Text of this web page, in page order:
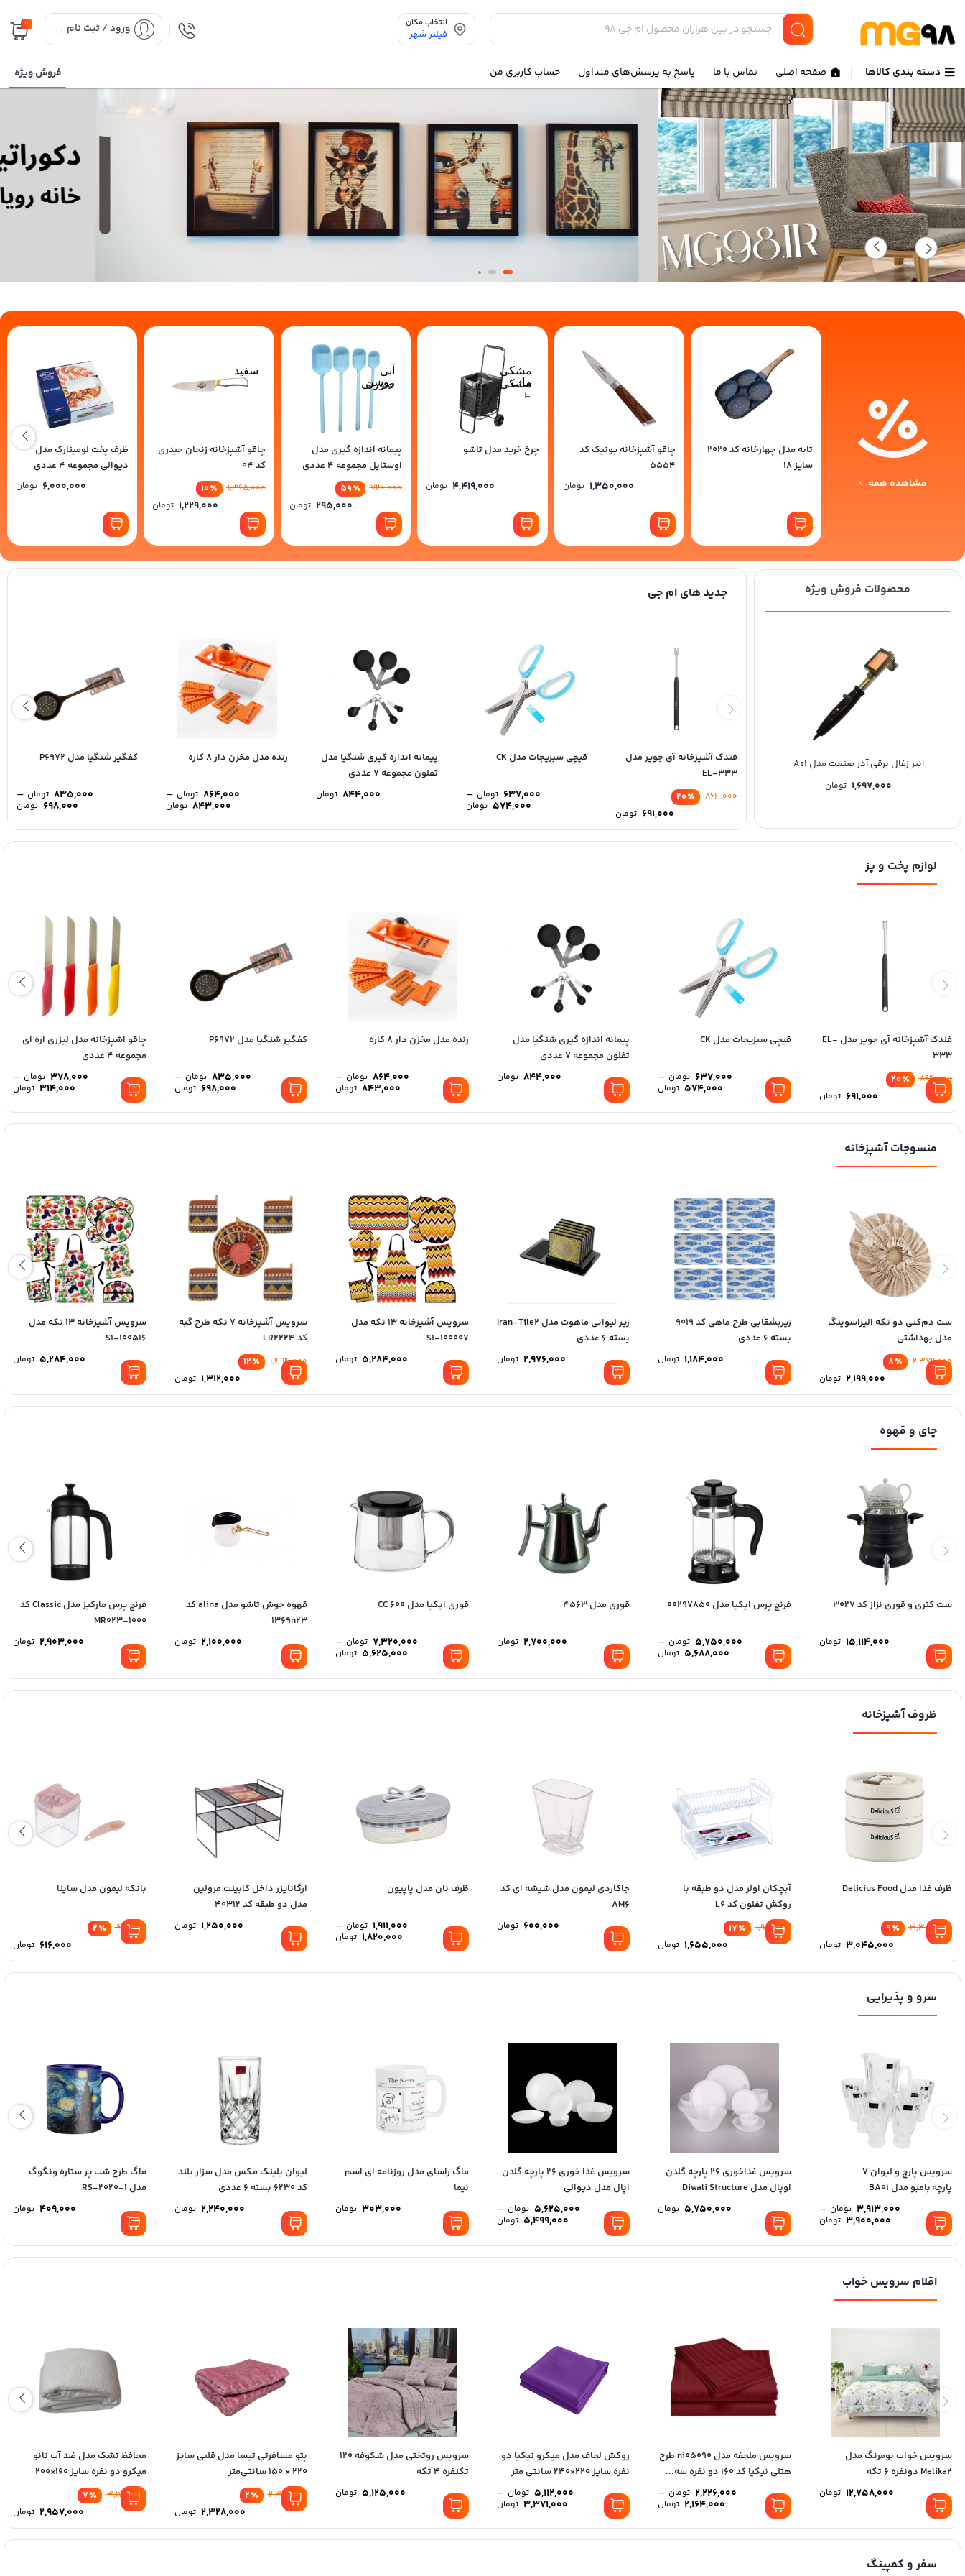
انتخاب مکان
فیلتر شهر ورود / ثبت نام 0
دسته بندی کالاها صفحه اصلی تماس با ما پاسخ به پرسش‌های متداول حساب کاربری من فروش ویژه
مشاهده همه
تابه مدل چهارخانه کد 2020
سایز 18
چاقو آشپزخانه یونیک کد
5554
1,350,000 تومان
مشکی
مات
مشکی
+1
چرخ خرید مدل تاشو
4,419,000 تومان
آبی
روشن
صورتی
پیمانه اندازه گیری مدل
اوستایل مجموعه 4 عددی
٪59 720,000
295,000 تومان
سفید
چاقو آشپزخانه زنجان حیدری
کد 04
٪10 1,365,000
1,229,000 تومان
ظرف پخت لومینارک مدل
دیوالی مجموعه 4 عددی
6,000,000 تومان
محصولات فروش ویژه
انبر زغال برقی آذر صنعت مدل As1
1,697,000 تومان
گوش گیر پرو اسپورتز مدل M PRO 2003
1,065,000
قوری و وارمر قوری مدل CM001 جعبه لوازم خیاطی مدل LU3 فندک آشپزخانه مدل Torch کد 74
جدید های ام جی
فندک آشپزخانه آی جویر مدل
EL-333
٪20 864,000
691,000 تومان
قیچی سبزیجات مدل CK
637,000 تومان –
574,000 تومان
پیمانه اندازه گیری شنگیا مدل
تفلون مجموعه 7 عددی
844,000 تومان
رنده مدل مخزن دار 8 کاره
864,000 تومان –
843,000 تومان
کفگیر شنگیا مدل P6972
835,000 تومان –
698,000 تومان
لوازم پخت و پز
فندک آشپزخانه آی جویر مدل EL-
333
٪20 864,000
691,000 تومان
قیچی سبزیجات مدل CK
637,000 تومان –
574,000 تومان
پیمانه اندازه گیری شنگیا مدل
تفلون مجموعه 7 عددی
844,000 تومان
رنده مدل مخزن دار 8 کاره
864,000 تومان –
843,000 تومان
کفگیر شنگیا مدل P6972
835,000 تومان –
698,000 تومان
چاقو اشپزخانه مدل لیزری اره ای
مجموعه 4 عددی
378,000 تومان –
314,000 تومان
منسوجات آشپزخانه
ست دم‌کنی دو تکه الیزاسوینگ
مدل بهداشتی
٪8 2,379,000
2,199,000 تومان
زیربشقابی طرح ماهی کد 9019
بسته 6 عددی
1,184,000 تومان
زیر لیوانی ماهوت مدل Iran-Tile2
بسته 6 عددی
2,976,000 تومان
سرویس آشپزخانه 13 تکه مدل
S1-100007
5,284,000 تومان
سرویس آشپزخانه 7 تکه طرح گبه
کد LR2224
٪12 1,494,000
1,312,000 تومان
سرویس آشپزخانه 13 تکه مدل
S1-100516
5,284,000 تومان
چای و قهوه
ست کتری و قوری نزاز کد 3027
15,114,000 تومان
فرنچ پرس ایکیا مدل 00297850
5,750,000 تومان –
5,688,000 تومان
قوری مدل 4563
2,700,000 تومان
قوری ایکیا مدل 600 CC
7,320,000 تومان –
5,625,000 تومان
قهوه جوش تاشو مدل alina کد
1369n23
2,100,000 تومان
فرنچ پرس مارکیز مدل Classic کد
MR023-1000
2,903,000 تومان
ظروف آشپزخانه
ظرف غذا مدل Delicius Food
٪9 3,346,000
3,045,000 تومان
آبچکان اولر مدل دو طبقه با
روکش تفلون کد L6
٪17 1,986,000
1,655,000 تومان
جاکاردی لیمون مدل شیشه ای کد
AM6
600,000 تومان
ظرف نان مدل پاپیون
1,911,000 تومان –
1,820,000 تومان
ارگانایزر داخل کابینت مرولین
مدل دو طبقه کد 40312
1,250,000 تومان
بانکه لیمون مدل ساینا
٪2 629,000
616,000 تومان
سرو و پذیرایی
سرویس پارچ و لیوان 7
پارچه بامبو مدل BA01
3,913,000 تومان –
3,900,000 تومان
سرویس غذاخوری 26 پارچه گلدن
اوپال مدل Diwali Structure
5,750,000 تومان
سرویس غذا خوری 26 پارچه گلدن
اپال مدل دیوالی
5,625,000 تومان –
5,499,000 تومان
ماگ راسای مدل روزنامه ای اسم
نیما
303,000 تومان
لیوان بلینک مکس مدل سزار بلند
کد 6230 بسته 6 عددی
2,240,000 تومان
ماگ طرح شب پر ستاره ونگوگ
مدل RS-2020-1
409,000 تومان
اقلام سرویس خواب
سرویس خواب بومرنگ مدل
Melika2 دونفره 6 تکه
12,758,000 تومان
سرویس ملحفه مدل ni05090 طرح
هتلی نیکیا کد 160 دو نفره سه...
2,226,000 تومان –
2,164,000 تومان
روکش لحاف مدل میکرو نیکیا دو
نفره سایز 220×240 سانتی متر
5,112,000 تومان –
3,371,000 تومان
سرویس روتختی مدل شکوفه 120
تکنفره 4 تکه
5,125,000 تومان
پتو مسافرتی تيسا مدل قلبی سایز
220 × 150 سانتی‌متر
٪2 2,366,000
2,328,000 تومان
محافظ تشک مدل ضد آب نانو
میکرو دو نفره سایز 160×200
سانتی...
٪7 3,173,000
2,957,000 تومان
سفر و کمپینگ